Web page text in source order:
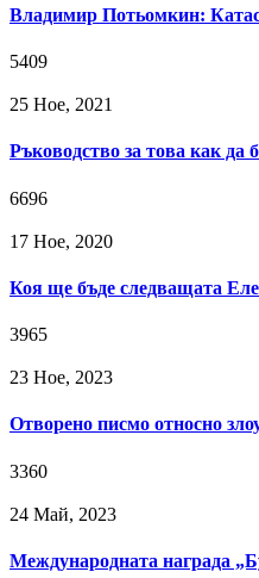
Владимир Потьомкин:
5409
25 Ное, 2021
Ръководство за това как
6696
17 Ное, 2020
Коя ще бъде следващата
3965
23 Ное, 2023
Отворено писмо относно
3360
24 Май, 2023
Международната награда